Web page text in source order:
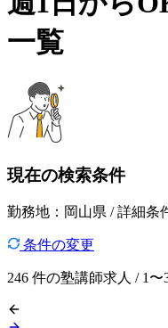
一覧
現在の検索条件
勤務地：岡山県 / 詳細条
条件の変更
246 件の塾講師求人 / 1〜